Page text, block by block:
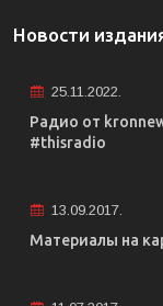
Новости
25.11.2022.
Радио от
#thisradio
13.09.2017.
Материалы на